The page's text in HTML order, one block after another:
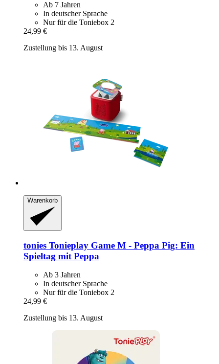
Ab 7 Jahren
In deutscher Sprache
Nur für die Toniebox 2
24,99 €
Zustellung bis 13. August
Warenkorb
tonies Tonieplay Game M -​ Peppa Pig: Ein
Spieltag mit Peppa
Ab 3 Jahren
In deutscher Sprache
Nur für die Toniebox 2
24,99 €
Zustellung bis 13. August